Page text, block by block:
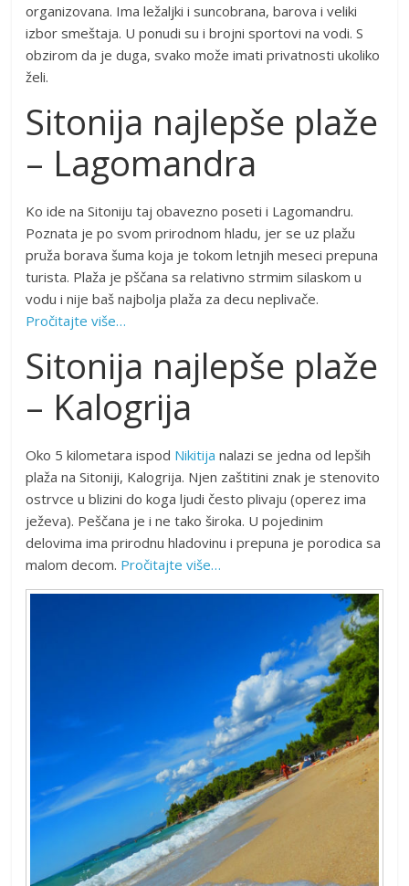
organizovana. Ima ležaljki i suncobrana, barova i veliki
izbor smeštaja. U ponudi su i brojni sportovi na vodi. S
obzirom da je duga, svako može imati privatnosti ukoliko
želi.
Sitonija najlepše plaže
– Lagomandra
Ko ide na Sitoniju taj obavezno poseti i Lagomandru.
Poznata je po svom prirodnom hladu, jer se uz plažu
pruža borava šuma koja je tokom letnjih meseci prepuna
turista. Plaža je pščana sa relativno strmim silaskom u
vodu i nije baš najbolja plaža za decu neplivače.
Pročitajte više…
Sitonija najlepše plaže
– Kalogrija
Oko 5 kilometara ispod Nikitija nalazi se jedna od lepših
plaža na Sitoniji, Kalogrija. Njen zaštitini znak je stenovito
ostrvce u blizini do koga ljudi često plivaju (operez ima
ježeva). Peščana je i ne tako široka. U pojedinim
delovima ima prirodnu hladovinu i prepuna je porodica sa
malom decom. Pročitajte više…